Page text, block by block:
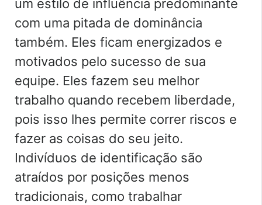
um estilo de influência predominante
com uma pitada de dominância
também. Eles ficam energizados e
motivados pelo sucesso de sua
equipe. Eles fazem seu melhor
trabalho quando recebem liberdade,
pois isso lhes permite correr riscos e
fazer as coisas do seu jeito.
Indivíduos de identificação são
atraídos por posições menos
tradicionais, como trabalhar